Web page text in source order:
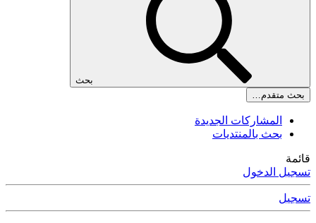
بحث
بحث متقدم…
المشاركات الجديدة
بحث بالمنتديات
قائمة
تسجيل الدخول
تسجيل